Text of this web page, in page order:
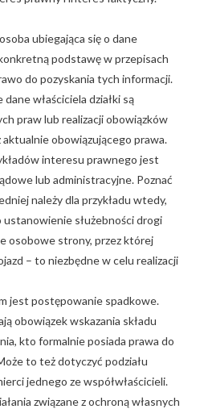
ubiegająca się o dane
podstawę w przepisach
do pozyskania tych informacji.
właściciela działki są
praw lub realizacji obowiązków
aktualnie obowiązującego prawa.
interesu prawnego jest
lub administracyjne. Poznać
należy dla przykładu wtedy,
służebności drogi
osobowe strony, przez której
– to niezbędne w celu realizacji
jest postępowanie spadkowe.
obowiązek wskazania składu
kto formalnie posiada prawa do
to też dotyczyć podziału
jednego ze współwłaścicieli.
związane z ochroną własnych